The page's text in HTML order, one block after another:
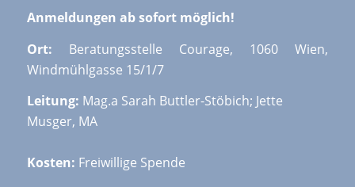
Anmeldungen ab sofort möglich!
Ort: Beratungsstelle Courage, 1060 Wien,
Windmühlgasse 15/1/7
Leitung: Mag.a Sarah Buttler-Stöbich; Jette
Musger, MA
Kosten: Freiwillige Spende